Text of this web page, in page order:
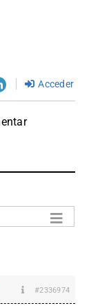
Acceder
#2336974